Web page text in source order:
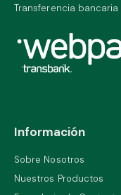
Transferencia bancaria
Información
Sobre Nosotros
Nuestros Productos